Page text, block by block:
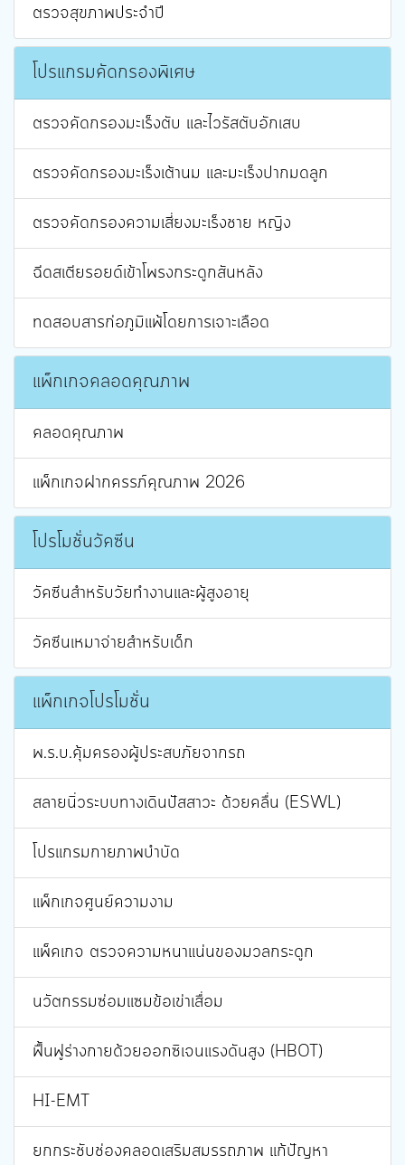
ตรวจสุขภาพประจำปี
โปรแกรมคัดกรองพิเศษ
ตรวจคัดกรองมะเร็งตับ และไวรัสตับอักเสบ
ตรวจคัดกรองมะเร็งเต้านม และมะเร็งปากมดลูก
ตรวจคัดกรองความเสี่ยงมะเร็งชาย หญิง
ฉีดสเตียรอยด์เข้าโพรงกระดูกสันหลัง
ทดสอบสารก่อภูมิแพ้โดยการเจาะเลือด
แพ็กเกจคลอดคุณภาพ
คลอดคุณภาพ
แพ็กเกจฝากครรภ์คุณภาพ 2026
โปรโมชั่นวัคซีน
วัคซีนสำหรับวัยทำงานและผู้สูงอายุ
วัคซีนเหมาจ่ายสำหรับเด็ก
แพ็กเกจโปรโมชั่น
พ.ร.บ.คุ้มครองผู้ประสบภัยจากรถ
สลายนิ่วระบบทางเดินปัสสาวะ ด้วยคลื่น (ESWL)
โปรแกรมกายภาพบำบัด
แพ็กเกจศูนย์ความงาม
แพ็คเกจ ตรวจความหนาแน่นของมวลกระดูก
นวัตกรรมซ่อมแซมข้อเข่าเสื่อม
ฟื้นฟูร่างกายด้วยออกซิเจนแรงดันสูง (HBOT)
HI-EMT
ยกกระชับช่องคลอดเสริมสมรรถภาพ แก้ปัญหา